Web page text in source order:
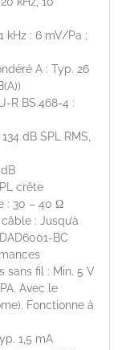
kHz : 6 mV/Pa ;
A : Typ. 26
R BS.468-4 :
dB SPL RMS,
crête
: 30 – 40 Ω
: Jusqu’à
BC
sans fil : Min. 5 V
Avec le
Fonctionne à
1,5 mA